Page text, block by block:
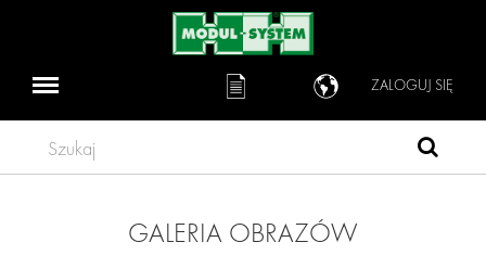
ZALOGUJ SIĘ
Szukaj
GALERIA OBRAZÓW